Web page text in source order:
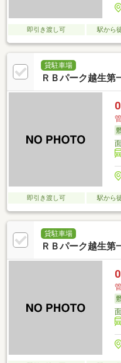
即引き渡し可 駅から
貸駐車場
ＲＢパーク越生第
即引き渡し可 駅から
貸駐車場
ＲＢパーク越生第